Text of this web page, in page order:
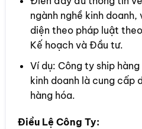
ngành nghề kinh
diện theo pháp luật
Kế hoạch và Đầu tư.
Ví dụ: Công ty ship
kinh doanh là cung cấp
hàng hóa.
Điều Lệ Công Ty: